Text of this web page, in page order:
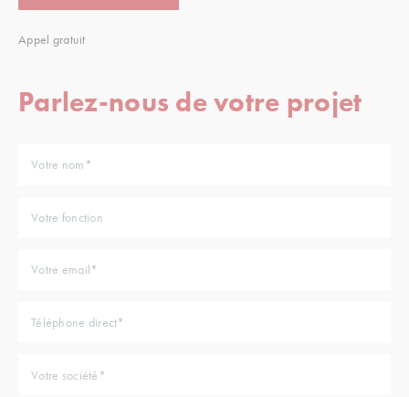
Appel gratuit
Parlez-nous de votre projet